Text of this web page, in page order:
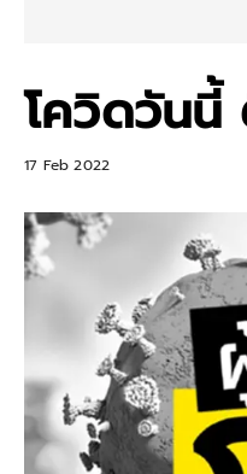
โควิดวันนี้
17 Feb 2022